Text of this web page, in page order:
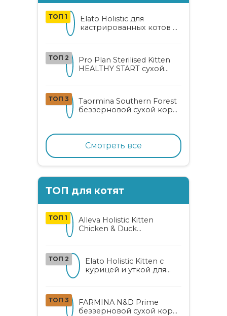
ТОП 1
Elato Holistic для
кастрированных котов и
ТОП 2
Pro Plan Sterilised Kitten
HEALTHY START сухой
лососем
ТОП 3
Taormina Southern Forest
беззерновой сухой корм
ягодами и овощами
Смотреть все
ТОП для котят
ТОП 1
Alleva Holistic Kitten
Chicken & Duck
ТОП 2
Elato Holistic Kitten с
курицей и уткой для
ТОП 3
FARMINA N&D Prime
беззерновой сухой корм